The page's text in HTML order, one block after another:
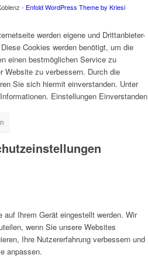
- Enfold WordPress Theme by Kriesi
werden eigene und Drittanbieter-
Cookies werden benötigt, um die
einen bestmöglichen Service zu
Website zu verbessern. Durch die
Sie sich hiermit einverstanden. Unter
Einstellungen Einverstanden
auf Ihrem Gerät eingestellt werden. Wir
wenn Sie unsere Websites
Ihre Nutzererfahrung verbessern und
anpassen.